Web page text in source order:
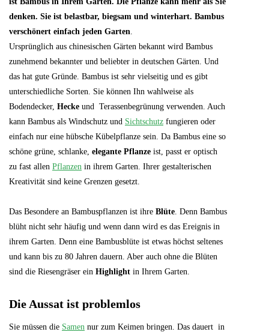
denken. Sie ist belastbar, biegsam und winterhart. Bambus
verschönert einfach jeden Garten.
Ursprünglich aus chinesischen Gärten bekannt wird Bambus
zunehmend bekannter und beliebter in deutschen Gärten. Und
das hat gute Gründe. Bambus ist sehr vielseitig und es gibt
unterschiedliche Sorten. Sie können Ihn wahlweise als
Bodendecker, Hecke und Terassenbegrünung verwenden. Auch
kann Bambus als Windschutz und Sichtschutz fungieren oder
einfach nur eine hübsche Kübelpflanze sein. Da Bambus eine so
schöne grüne, schlanke, elegante Pflanze ist, passt er optisch
zu fast allen Pflanzen in ihrem Garten. Ihrer gestalterischen
Kreativität sind keine Grenzen gesetzt.
Das Besondere an Bambuspflanzen ist ihre Blüte. Denn Bambus
blüht nicht sehr häufig und wenn dann wird es das Ereignis in
ihrem Garten. Denn eine Bambusblüte ist etwas höchst seltenes
und kann bis zu 80 Jahren dauern. Aber auch ohne die Blüten
sind die Riesengräser ein Highlight in Ihrem Garten.
Die Aussat ist problemlos
Sie müssen die Samen nur zum Keimen bringen. Das dauert in